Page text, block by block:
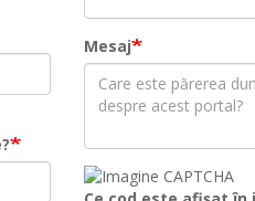
Mesaj